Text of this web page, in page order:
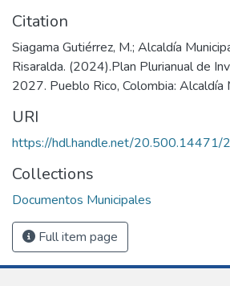
Citation
Siagama Gutiérrez, M.; Alcaldía
Risaralda. (2024).Plan Plurianual de
2027. Pueblo Rico, Colombia: Alcaldía
URI
https://hdl.handle.net/20.500.14471/
Collections
Documentos Municipales
Full item page